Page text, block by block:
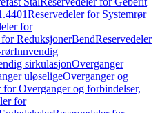
Reservedeler for Systemrør
for
ReduksjonerBendReservedeler
Innvendig
sirkulasjonOverganger
uløseligeOverganger og
for Overganger og forbindelser,
for